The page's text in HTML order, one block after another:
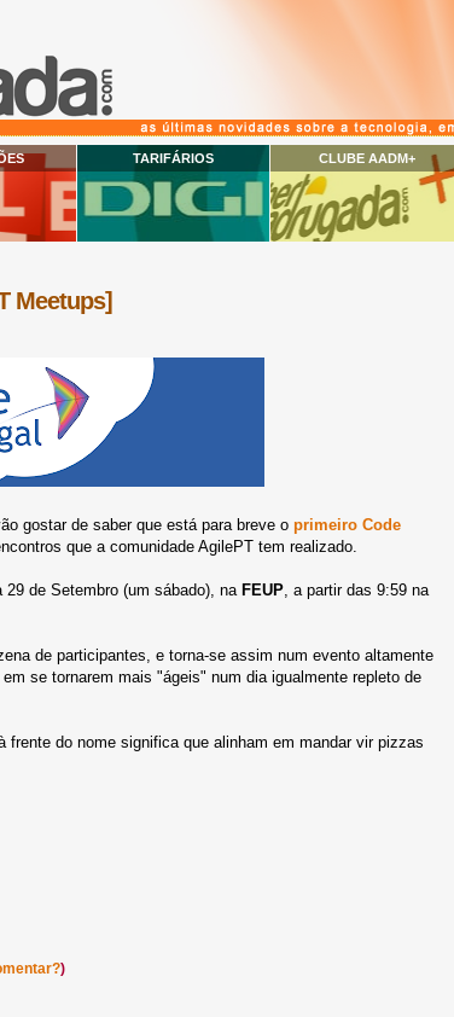
TARIFÁRIOS CLUBE AADM+
Meetups]
gostar de saber que está para breve o primeiro Code
que a comunidade AgilePT tem realizado.
de Setembro (um sábado), na FEUP , a partir das 9:59 na
de participantes, e torna-se assim num evento altamente
se tornarem mais "ágeis" num dia igualmente repleto de
frente do nome significa que alinham em mandar vir pizzas
)